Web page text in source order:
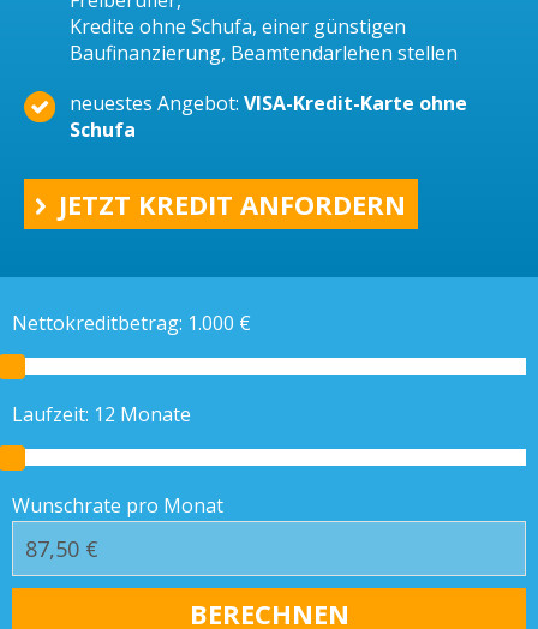
Kredite ohne Schufa, einer günstigen
Baufinanzierung, Beamtendarlehen stellen
neuestes Angebot: VISA-Kredit-Karte ohne
Schufa
JETZT KREDIT ANFORDERN
Nettokreditbetrag: 1.000 €
Laufzeit: 12 Monate
Wunschrate pro Monat